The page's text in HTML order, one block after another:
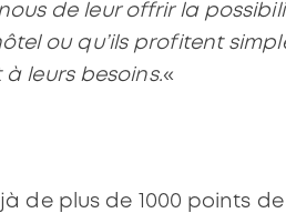
de leur offrir la
ou qu’ils profitent
leurs besoins.«
de plus de 1000 points